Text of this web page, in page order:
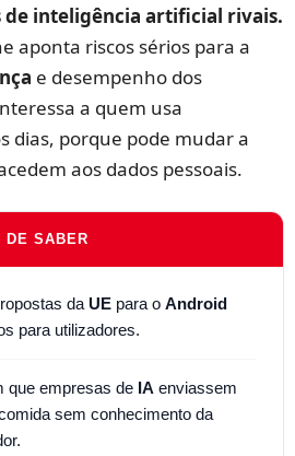
de inteligência artificial rivais.
aponta riscos sérios para a
e desempenho dos
a quem usa
dias, porque pode mudar a
aos dados pessoais.
DE SABER
da UE para o Android
para utilizadores.
que empresas de IA enviassem
sem conhecimento da